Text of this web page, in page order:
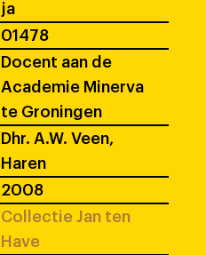
ja
01478
Docent aan de
Academie Minerva
te Groningen
Dhr. A.W. Veen,
Haren
2008
Collectie Jan ten
Have